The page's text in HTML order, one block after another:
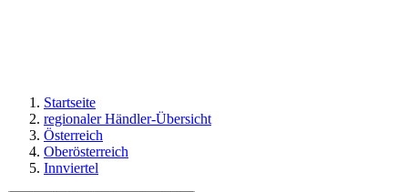
Startseite
regionaler Händler-Übersicht
Österreich
Oberösterreich
Innviertel